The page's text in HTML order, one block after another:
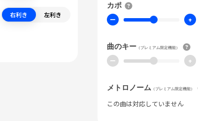
右利き 左利き
カポ
ー +
曲のキー （プレミアム限定機能）
ー +
メトロノーム （プレミアム限定機能）
この曲は対応していません